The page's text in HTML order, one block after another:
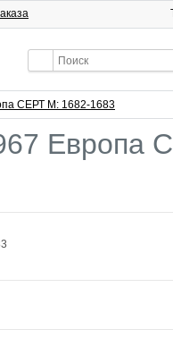
СЕРТ М: 1682-1683
Европа